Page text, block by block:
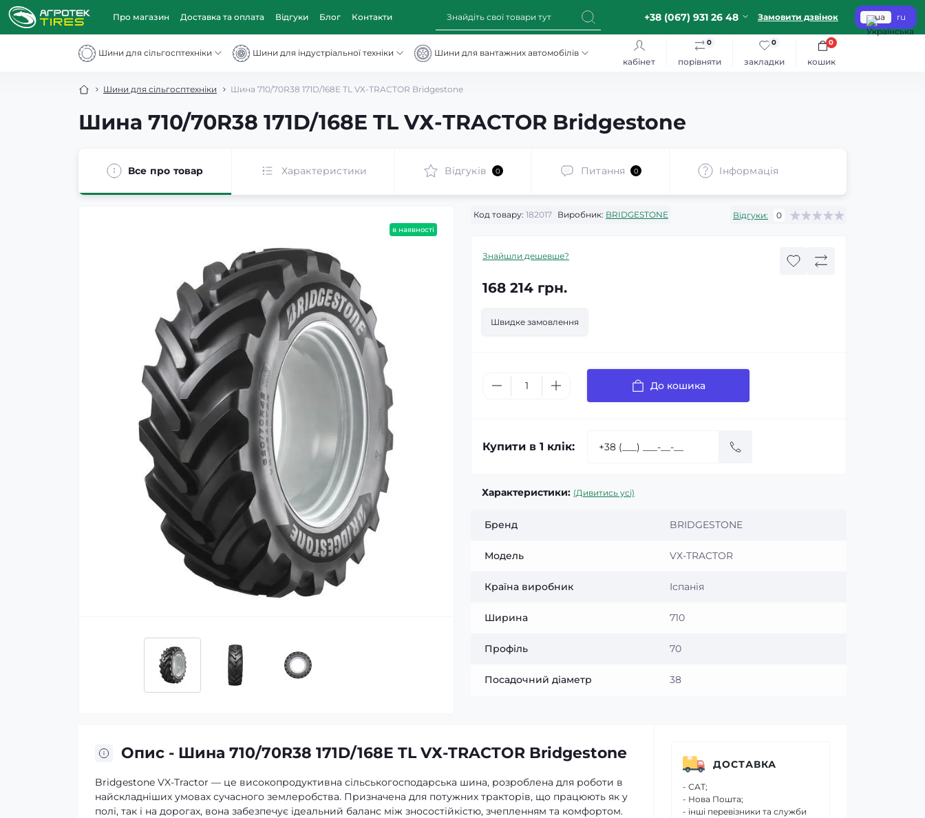
Про магазин Доставка та оплата Відгуки Блог Контакти +38 (067) 931 26 48 Замовити дзвінок ua ru
Шини для сільгосптехніки Шини для індустріальної техніки
Шини для вантажних автомобілів
кабінет
порівняти
0
закладки
0
кошик
0
Шини для сільгосптехніки Шина 710/70R38 171D/168E TL VХ-TRACTOR Bridgestone
Шина 710/70R38 171D/168E TL VХ-TRACTOR Bridgestone
Все про товар Характеристики Відгуків 0 Питання 0 Iнформація
в наявності
Код товару: 182017 Виробник: BRIDGESTONE Відгуки: 0
Знайшли дешевше?
168 214 грн.
Швидке замовлення
До кошика
Купити в 1 клік:
Характеристики: (Дивитись усі)
Бренд BRIDGESTONE
Модель VХ-TRACTOR
Країна виробник Іспанія
Ширина 710
Профіль 70
Посадочний діаметр 38
Опис - Шина 710/70R38 171D/168E TL VХ-TRACTOR Bridgestone
Bridgestone VX-Tractor — це високопродуктивна сільськогосподарська шина, розроблена для роботи в
найскладніших умовах сучасного землеробства. Призначена для потужних тракторів, що працюють як у
полі, так і на дорогах, вона забезпечує ідеальний баланс між зносостійкістю, зчепленням та комфортом.
ДОСТАВКА
- САТ;
- Нова Пошта;
- інші перевізники та служби